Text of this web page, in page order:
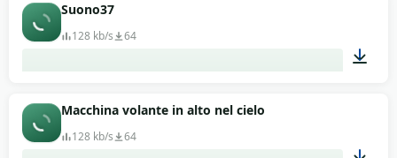
Suono37
128 kb/s 64
Macchina volante in alto nel cielo
128 kb/s 64